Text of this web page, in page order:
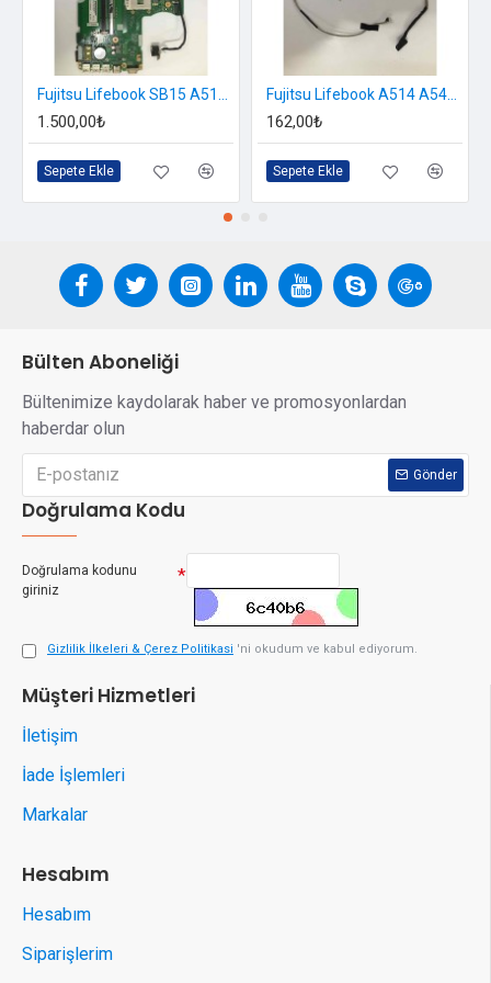
1.500,00₺
Sepete Ekle
162,00₺
Sepete Ekle
Bülten Aboneliği
Bültenimize kaydolarak haber ve promosyonlardan
haberdar olun
Gönder
Doğrulama Kodu
Doğrulama kodunu
giriniz
Gizlilik İlkeleri & Çerez Politikasi 'ni okudum ve kabul ediyorum.
Müşteri Hizmetleri
İletişim
İade İşlemleri
Markalar
Hesabım
Hesabım
Siparişlerim